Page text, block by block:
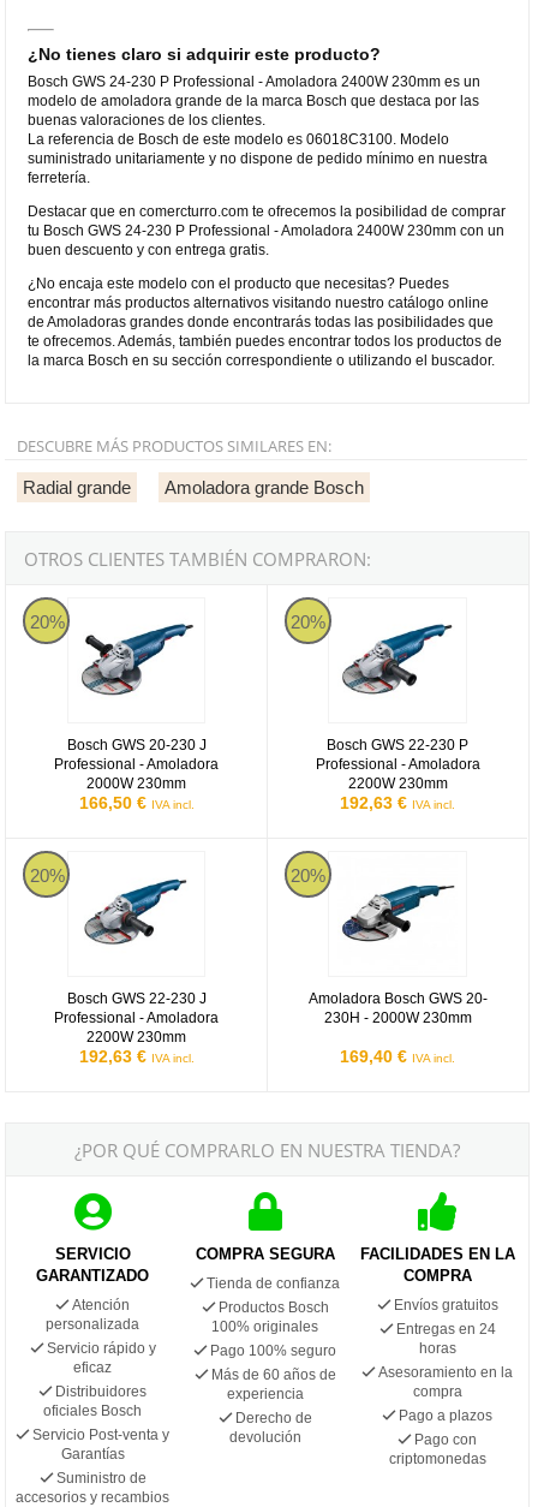
¿No tienes claro si adquirir este producto?
Bosch GWS 24-230 P Professional - Amoladora 2400W 230mm es un
modelo de amoladora grande de la marca Bosch que destaca por las
buenas valoraciones de los clientes.
La referencia de Bosch de este modelo es 06018C3100. Modelo
suministrado unitariamente y no dispone de pedido mínimo en nuestra
ferretería.
Destacar que en comercturro.com te ofrecemos la posibilidad de comprar
tu Bosch GWS 24-230 P Professional - Amoladora 2400W 230mm con un
buen descuento y con entrega gratis.
¿No encaja este modelo con el producto que necesitas? Puedes
encontrar más productos alternativos visitando nuestro catálogo online
de Amoladoras grandes donde encontrarás todas las posibilidades que
te ofrecemos. Además, también puedes encontrar todos los productos de
la marca Bosch en su sección correspondiente o utilizando el buscador.
DESCUBRE MÁS PRODUCTOS SIMILARES EN:
Radial grande Amoladora grande Bosch
OTROS CLIENTES TAMBIÉN COMPRARON:
20%
Bosch GWS 20-230 J
Professional - Amoladora
2000W 230mm
166,50 € IVA incl.
Bosch GWS 20-230 J Professional - Amoladora 2000W 230mm
20%
Bosch GWS 22-230 P
Professional - Amoladora
2200W 230mm
192,63 € IVA incl.
Bosch GWS 22-230 P
20%
Bosch GWS 22-230 J
Professional - Amoladora
2200W 230mm
192,63 € IVA incl.
Bosch GWS 22-230 J Professional - Amoladora 2200W 230mm
20%
Amoladora Bosch GWS 20-
230H - 2000W 230mm
169,40 € IVA incl.
Amoladora Bosch GWS 20-230H
¿POR QUÉ COMPRARLO EN NUESTRA TIENDA?
SERVICIO
GARANTIZADO
Atención
personalizada
Servicio rápido y
eficaz
Distribuidores
oficiales Bosch
Servicio Post-venta y
Garantías
Suministro de
accesorios y recambios
COMPRA SEGURA
Tienda de confianza
Productos Bosch
100% originales
Pago 100% seguro
Más de 60 años de
experiencia
Derecho de
devolución
FACILIDADES EN LA
COMPRA
Envíos gratuitos
Entregas en 24
horas
Asesoramiento en la
compra
Pago a plazos
Pago con
criptomonedas